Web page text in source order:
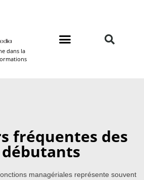
dans la
fréquentes des
managériales représente souvent